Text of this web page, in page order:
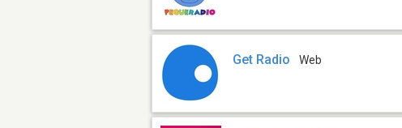
Get Radio Web